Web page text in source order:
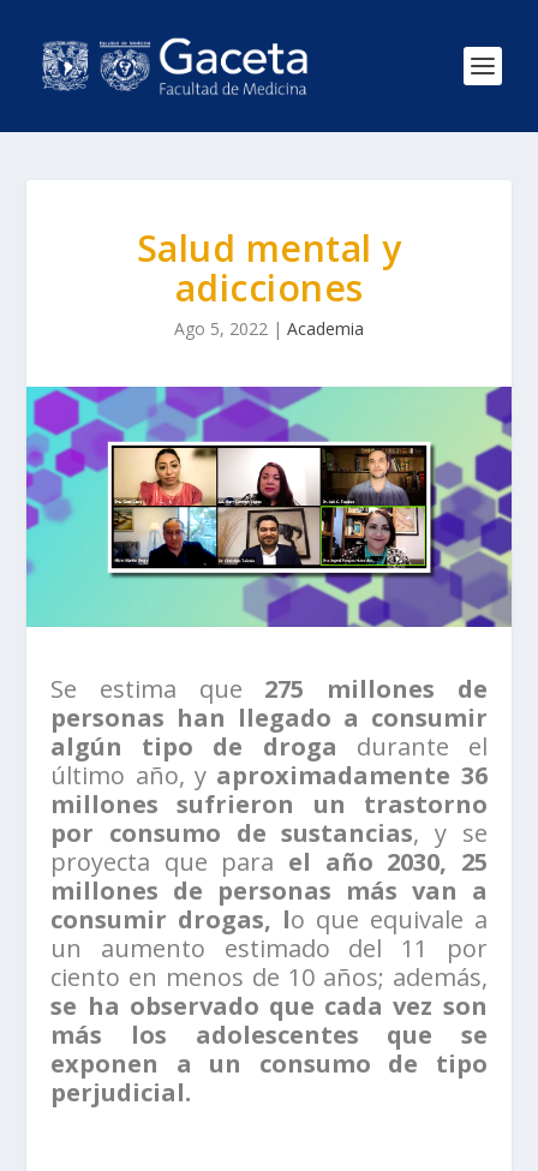
Salud mental y
adicciones
Ago 5, 2022 | Academia
Se estima que 275 millones de
personas han llegado a consumir
algún tipo de droga durante el
último año, y aproximadamente 36
millones sufrieron un trastorno
por consumo de sustancias, y se
proyecta que para el año 2030, 25
millones de personas más van a
consumir drogas, lo que equivale a
un aumento estimado del 11 por
ciento en menos de 10 años; además,
se ha observado que cada vez son
más los adolescentes que se
exponen a un consumo de tipo
perjudicial.